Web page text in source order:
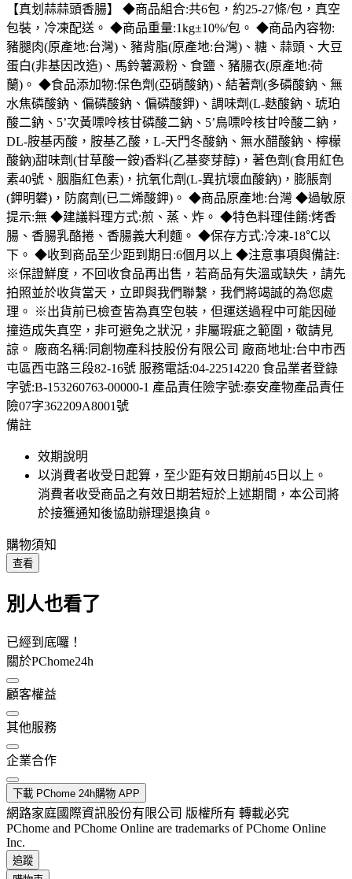
【真划蒜蒜頭香腸】 ◆商品組合:共6包，約25-27條/包，真空
包裝，冷凍配送。 ◆商品重量:1kg±10%/包。 ◆商品內容物:
豬腿肉(原產地:台灣)、豬背脂(原產地:台灣)、糖、蒜頭、大豆
蛋白(非基因改造)、馬鈴薯澱粉、食鹽、豬腸衣(原產地:荷
蘭)。 ◆食品添加物:保色劑(亞硝酸鈉)、結著劑(多磷酸鈉、無
水焦磷酸鈉、偏磷酸鈉、偏磷酸鉀)、調味劑(L-麩酸鈉、琥珀
酸二鈉、5’次黃嘌呤核甘磷酸二鈉、5’鳥嘌呤核甘呤酸二鈉，
DL-胺基丙酸，胺基乙酸，L-天門冬酸鈉、無水醋酸鈉、檸檬
酸鈉)甜味劑(甘草酸一銨)香料(乙基麥芽醇)，著色劑(食用紅色
素40號、胭脂紅色素)，抗氧化劑(L-異抗壞血酸鈉)，膨脹劑
(鉀明礬)，防腐劑(已二烯酸鉀)。 ◆商品原產地:台灣 ◆過敏原
提示:無 ◆建議料理方式:煎、蒸、炸。 ◆特色料理佳餚:烤香
腸、香腸乳酪捲、香腸義大利麵。 ◆保存方式:冷凍-18℃以
下。 ◆收到商品至少距到期日:6個月以上 ◆注意事項與備註:
※保證鮮度，不回收食品再出售，若商品有失溫或缺失，請先
拍照並於收貨當天，立即與我們聯繫，我們將竭誠的為您處
理。 ※出貨前已檢查皆為真空包裝，但運送過程中可能因碰
撞造成失真空，非可避免之狀況，非屬瑕疵之範圍，敬請見
諒。 廠商名稱:同創物產科技股份有限公司 廠商地址:台中市西
屯區西屯路三段82-16號 服務電話:04-22514220 食品業者登錄
字號:B-153260763-00000-1 產品責任險字號:泰安產物產品責任
險07字362209A8001號
備註
效期說明
以消費者收受日起算，至少距有效日期前45 日以上。
消費者收受商品之有效日期若短於上述期間，本公司將
於接獲通知後協助辦理退換貨。
購物須知
查看
別人也看了
已經到底囉！
關於PChome24h
顧客權益
其他服務
企業合作
下載 PChome 24h購物 APP
網路家庭國際資訊股份有限公司 版權所有 轉載必究
PChome and PChome Online are trademarks of PChome Online
Inc.
追蹤